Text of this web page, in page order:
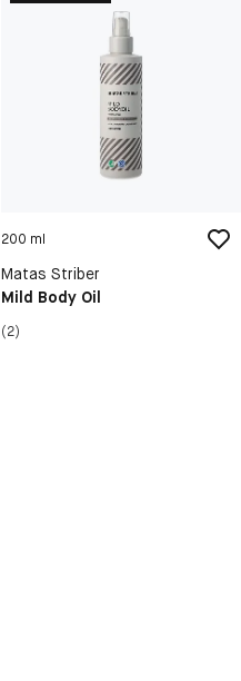
200 ml
Matas Striber
Mild Body Oil
(2)